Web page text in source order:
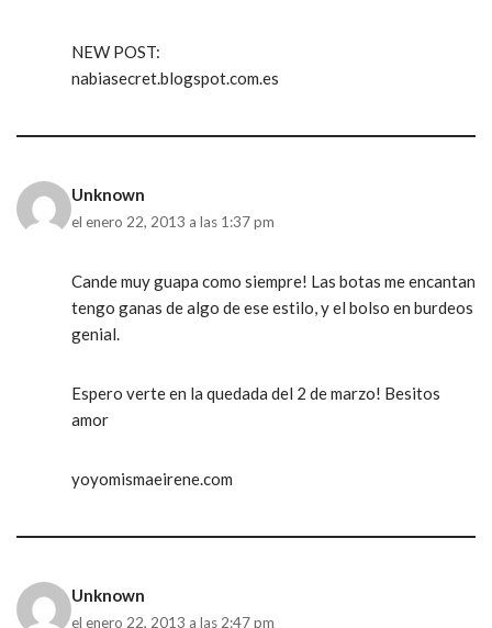
NEW POST:
nabiasecret.blogspot.com.es
Unknown
el enero 22, 2013 a las 1:37 pm
Cande muy guapa como siempre! Las botas me encantan
tengo ganas de algo de ese estilo, y el bolso en burdeos
genial.
Espero verte en la quedada del 2 de marzo! Besitos
amor
yoyomismaeirene.com
Unknown
el enero 22, 2013 a las 2:47 pm